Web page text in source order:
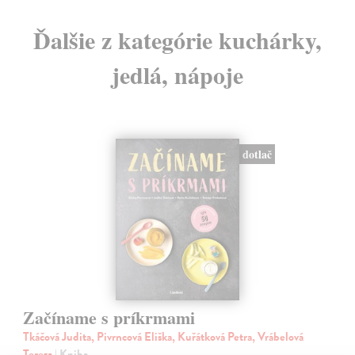
Ďalšie z kategórie kuchárky,
jedlá, nápoje
dotlač
Začíname s príkrmami
Tkáčová Judita, Pivrncová Eliška, Kuřátková Petra, Vrábelová